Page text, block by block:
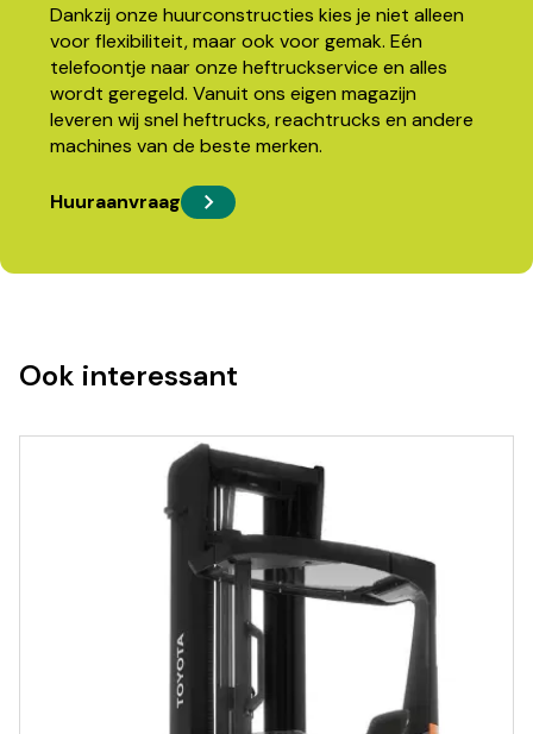
Dankzij onze huurconstructies kies je niet alleen
voor flexibiliteit, maar ook voor gemak. Eén
telefoontje naar onze heftruckservice en alles
wordt geregeld. Vanuit ons eigen magazijn
leveren wij snel heftrucks, reachtrucks en andere
machines van de beste merken.
Huuraanvraag
Ook interessant